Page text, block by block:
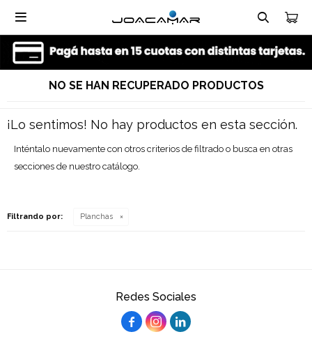

NO SE HAN RECUPERADO PRODUCTOS
¡Lo sentimos! No hay productos en esta sección.
Inténtalo nuevamente con otros criterios de filtrado o busca en otras
secciones de nuestro catálogo.
Filtrando por: Planchas
Redes Sociales
  